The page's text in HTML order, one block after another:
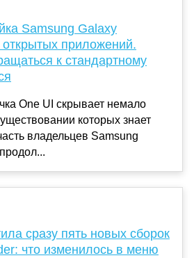
Samsung Galaxy
приложений.
к стандартному
One UI скрывает немало
которых знает
владельцев Samsung
сразу пять новых сборок
что изменилось в меню